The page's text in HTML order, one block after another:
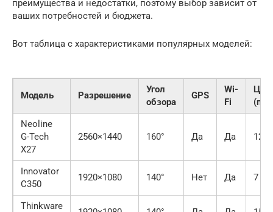
преимущества и недостатки, поэтому выбор зависит от
ваших потребностей и бюджета.
Вот таблица с характеристиками популярных моделей:
Модель Разрешение
Угол
обзора
GPS
Wi-
Fi
Neoline
G-Tech
X27
2560×1440 160° Да Да 12
Innovator
C350
1920×1080 140° Нет Да 7
Thinkware